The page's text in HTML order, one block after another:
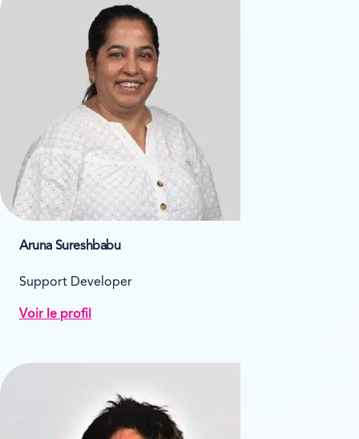
Aruna Sureshbabu
Support Developer
Voir le profil